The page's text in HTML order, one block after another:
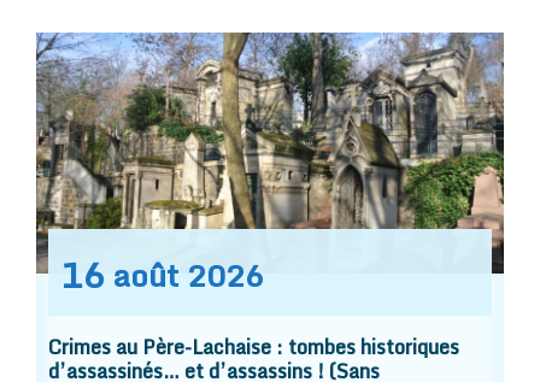
16 août 2026
Crimes au Père-Lachaise : tombes historiques
d’assassinés… et d’assassins ! (Sans